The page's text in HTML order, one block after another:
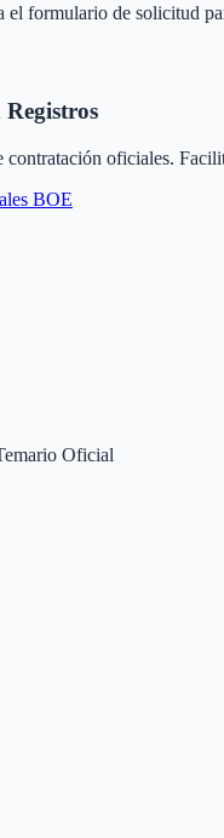
el formulario de solicitud
contratación oficiales.
BOE
Oficial